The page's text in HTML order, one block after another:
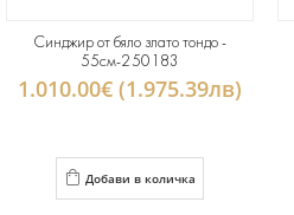
Синджир от бяло злато тондо -
55см-250183
1.010.00€ (1.975.39лв)
Добави в количка